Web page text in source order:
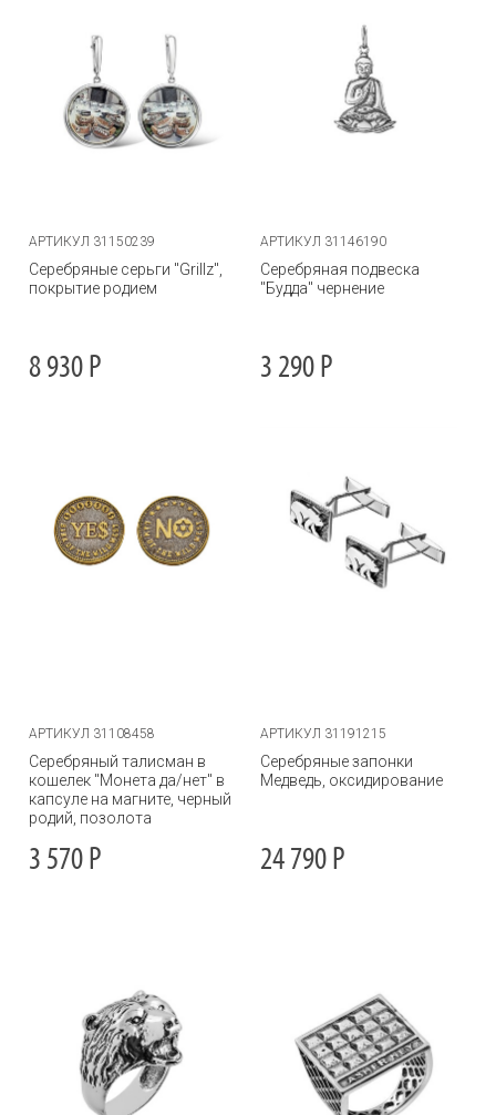
АРТИКУЛ 31150239
Серебряные серьги "Grillz",
покрытие родием
8 930 Р
АРТИКУЛ 31146190
Серебряная подвеска
"Будда" чернение
3 290 Р
АРТИКУЛ 31108458
Серебряный талисман в
кошелек "Монета да/нет" в
капсуле на магните, черный
родий, позолота
3 570 Р
АРТИКУЛ 31191215
Серебряные запонки
Медведь, оксидирование
24 790 Р